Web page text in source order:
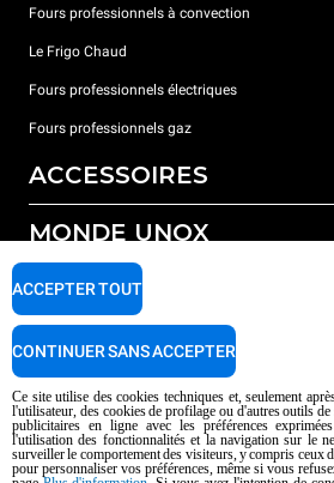
Fours professionnels à convection
Le Frigo Chaud
Fours professionnels électriques
Fours professionnels gaz
ACCESSOIRES
Tous les accessoires
Détergents pour lavage automatique
Détergents pour lavage manuel
Traitement de l'eau avec filtres à résine
MONDE UNOX
Nos bureaux dans le monde
SUPPORT
Garantie Unox
Trouver les Centres SAV
AI Content Disclaimer Privacy
Ce site utilise des cookies techniques et, seulement
l'utilisateur, des cookies de profilage ou d'autres outils
publicitaires en ligne avec les préférences
l'utilisation des fonctionnalités et la navigation sur le
surveiller le comportement des visiteurs, y compris ceux
pour personnaliser vos préférences, même si vous
ACCEPTER TOUT
CONTINUER SANS ACCEPTER